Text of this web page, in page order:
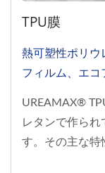
TPU膜
熱可塑性ポリウ
フィルム、エコ
UREAMAX®
レタンで作ら
す。その主な特